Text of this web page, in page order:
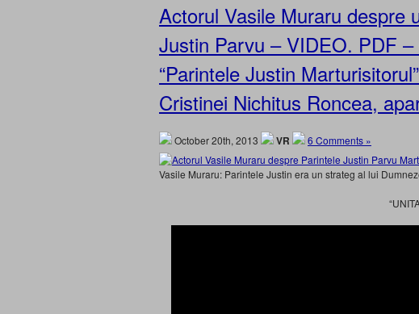
Actorul Vasile Muraru despre
Justin Parvu – VIDEO. PDF
“Parintele Justin
Cristinei Nichitus Roncea,
October 20th, 2013 VR 6 Comments »
Vasile Muraru: Parintele Justin era un strateg al lui